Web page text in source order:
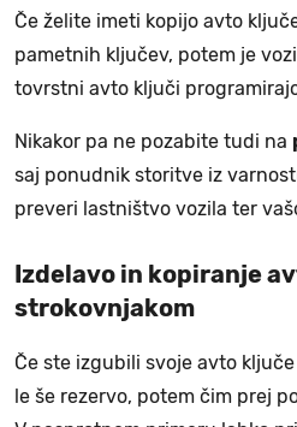
Če želite imeti kopijo avto
pametnih ključev, potem je
tovrstni avto ključi
Nikakor pa ne pozabite tudi na
saj ponudnik storitve iz
preveri lastništvo vozila ter
Izdelavo in kopiranje
strokovnjakom
Če ste izgubili svoje avto
le še rezervo, potem čim prej